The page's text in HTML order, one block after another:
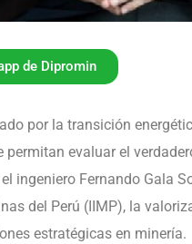
de Dipromin
por la transición
permitan evaluar el
ingeniero Fernando Gala
del Perú (IIMP), la
estratégicas en minería.